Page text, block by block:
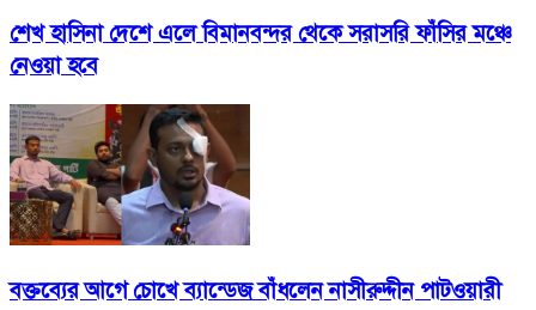
শেখ হাসিনা দেশে এলে বিমানবন্দর থেকে সরাসরি ফাঁসির মঞ্চে
নেওয়া হবে
বক্তব্যের আগে চোখে ব্যান্ডেজ বাঁধলেন নাসীরুদ্দীন পাটওয়ারী